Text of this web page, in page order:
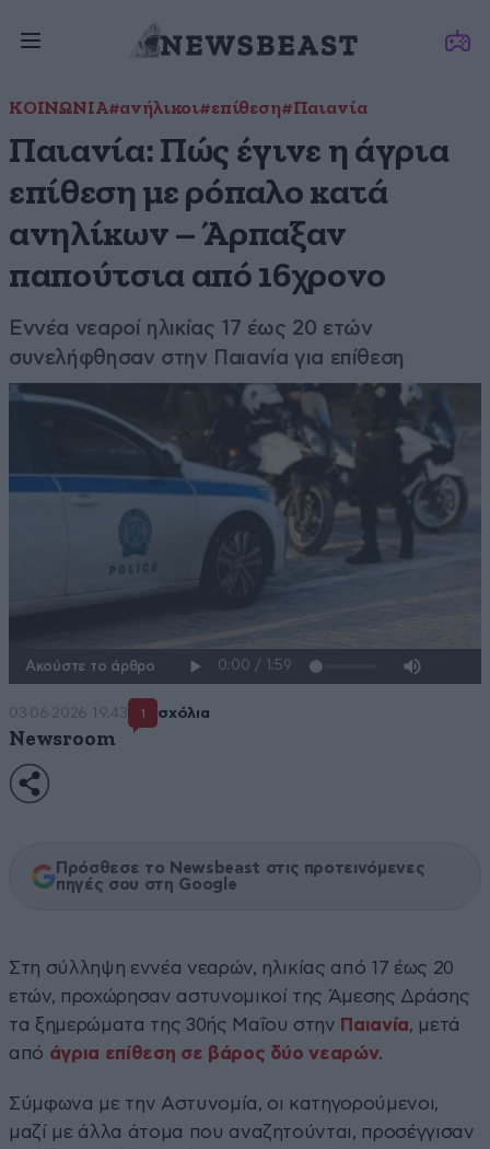
ΚΟΙΝΩΝΙΑ#ανήλικοι#επίθεση#Παιανία
Παιανία: Πώς έγινε η άγρια
επίθεση με ρόπαλο κατά
ανηλίκων – Άρπαξαν
παπούτσια από 16χρονο
Εννέα νεαροί ηλικίας 17 έως 20 ετών
συνελήφθησαν στην Παιανία για επίθεση
Ακούστε το άρθρο
03·06·2026 19:43 1 σχόλια
Newsroom
Πρόσθεσε το Newsbeast στις προτεινόμενες
πηγές σου στη Google
Στη σύλληψη εννέα νεαρών, ηλικίας από 17 έως 20
ετών, προχώρησαν αστυνομικοί της Άμεσης Δράσης
τα ξημερώματα της 30ής Μαΐου στην Παιανία, μετά
από άγρια επίθεση σε βάρος δύο νεαρών.
Σύμφωνα με την Αστυνομία, οι κατηγορούμενοι,
μαζί με άλλα άτομα που αναζητούνται, προσέγγισαν